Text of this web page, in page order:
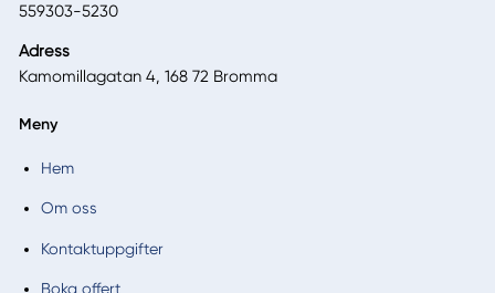
559303-5230
Adress
Kamomillagatan 4, 168 72 Bromma
Meny
Hem
Om oss
Kontaktuppgifter
Boka offert